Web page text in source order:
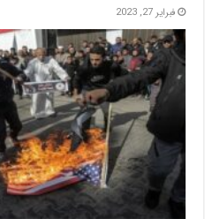
فبراير 27, 2023